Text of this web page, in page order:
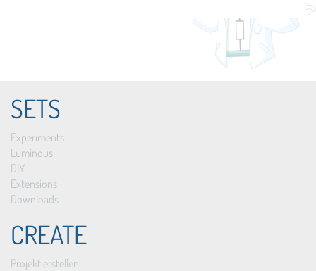
SETS
Experiments
Luminous
DIY
Extensions
Downloads
CREATE
Projekt erstellen